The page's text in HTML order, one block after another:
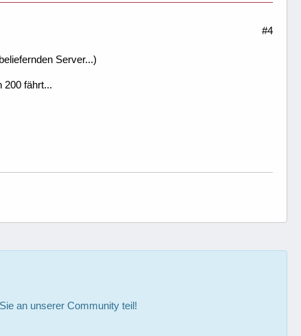
#4
Server...)
200 fährt...
an unserer Community teil!